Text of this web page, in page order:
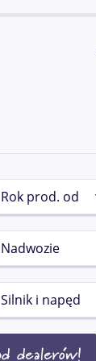
Nadwozie
Silnik i napęd